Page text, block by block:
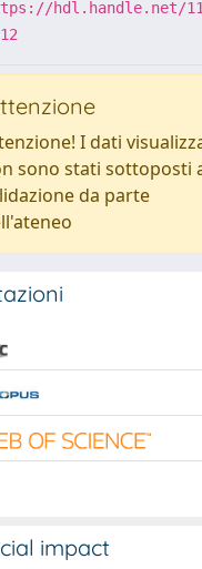
hdl.handle.net/
I dati
sono stati sottoposti
da parte
impact